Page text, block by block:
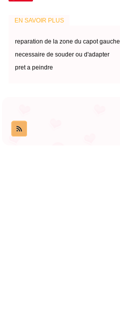
EN SAVOIR PLUS
reparation de la zone du capot gauche
necessaire de souder ou d'adapter
pret a peindre